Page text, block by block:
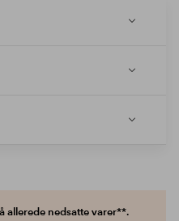
allerede nedsatte varer**.